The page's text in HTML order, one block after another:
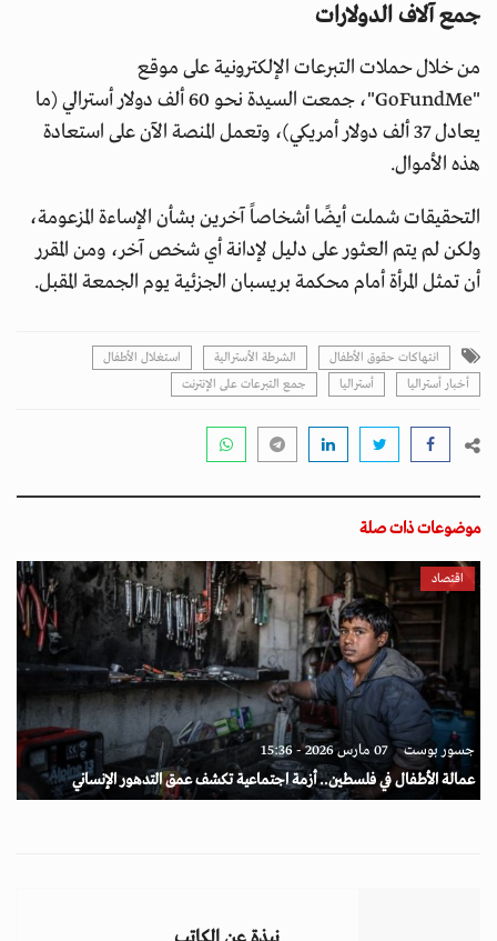
جمع آلاف الدولارات
من خلال حملات التبرعات الإلكترونية على موقع
"GoFundMe"، جمعت السيدة نحو 60 ألف دولار أسترالي (ما
يعادل 37 ألف دولار أمريكي)، وتعمل المنصة الآن على استعادة
هذه الأموال.
التحقيقات شملت أيضًا أشخاصاً آخرين بشأن الإساءة المزعومة،
ولكن لم يتم العثور على دليل لإدانة أي شخص آخر، ومن المقرر
أن تمثل المرأة أمام محكمة بريسبان الجزئية يوم الجمعة المقبل.
انتهاكات حقوق الأطفال الشرطة الأسترالية
استغلال الأطفال
أخبار أستراليا
أستراليا جمع التبرعات على الإنترنت
موضوعات ذات صلة
اقتصاد
جسور بوست 07 مارس 2026 - 15:36
عمالة الأطفال في فلسطين.. أزمة اجتماعية تكشف عمق التدهور الإنساني